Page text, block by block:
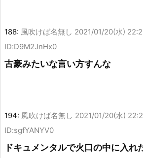
188: 風吹けば名無し 2021/01/20(水)
ID:D9M2JnHx0
古豪みたいな言い方すんな
194: 風吹けば名無し 2021/01/20(水)
ID:sgfYANYV0
ドキュメンタルで火口の中に入れ